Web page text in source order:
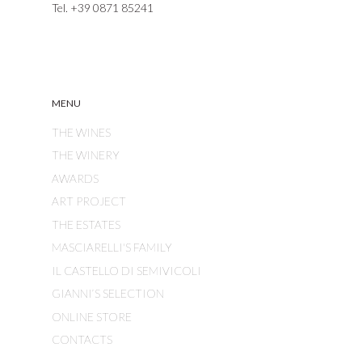
Tel. +39 0871 85241
MENU
THE WINES
THE WINERY
AWARDS
ART PROJECT
THE ESTATES
MASCIARELLI'S FAMILY
IL CASTELLO DI SEMIVICOLI
GIANNI’S SELECTION
ONLINE STORE
CONTACTS